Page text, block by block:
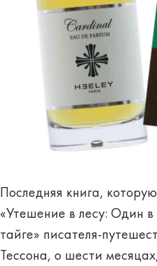
Последняя книга,
«Утешение в лесу: Один
тайге» писателя-
Тессона, о шести